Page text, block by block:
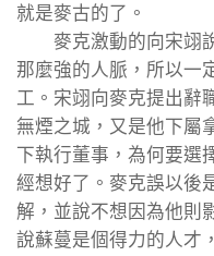
就是麥古的了。
麥克激動的向宋翊說
那麼強的人脈，所以一
工。宋翊向麥克提出辭
無煙之城，又是他下屬
下執行董事，為何要選
經想好了。麥克誤以後
解，並說不想因為他則
說蘇蔓是個得力的人才